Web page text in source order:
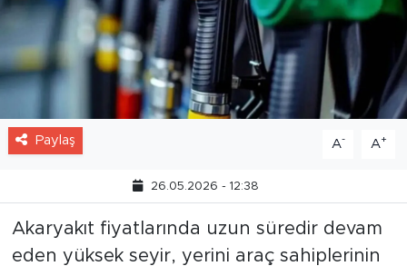
Paylaş A- A+
26.05.2026 - 12:38
Akaryakıt fiyatlarında uzun süredir devam
eden yüksek seyir, yerini araç sahiplerinin